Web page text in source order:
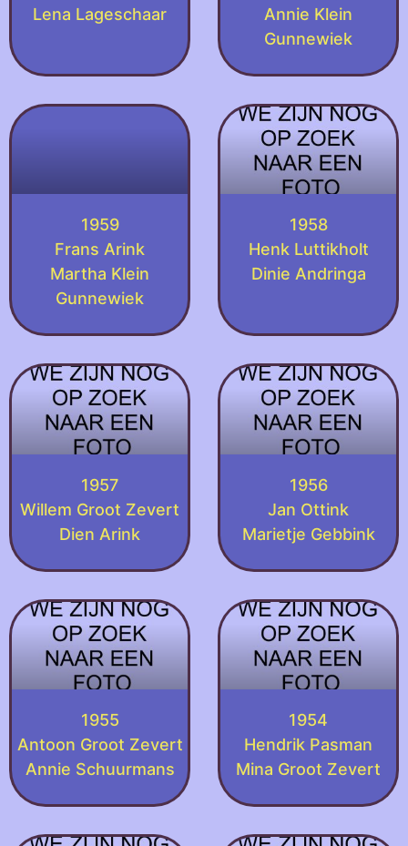
Lena Lageschaar
Annie Klein
Gunnewiek
1959
Frans Arink
Martha Klein
Gunnewiek
1958
Henk Luttikholt
Dinie Andringa
1957
Willem Groot Zevert
Dien Arink
1956
Jan Ottink
Marietje Gebbink
1955
Antoon Groot Zevert
Annie Schuurmans
1954
Hendrik Pasman
Mina Groot Zevert